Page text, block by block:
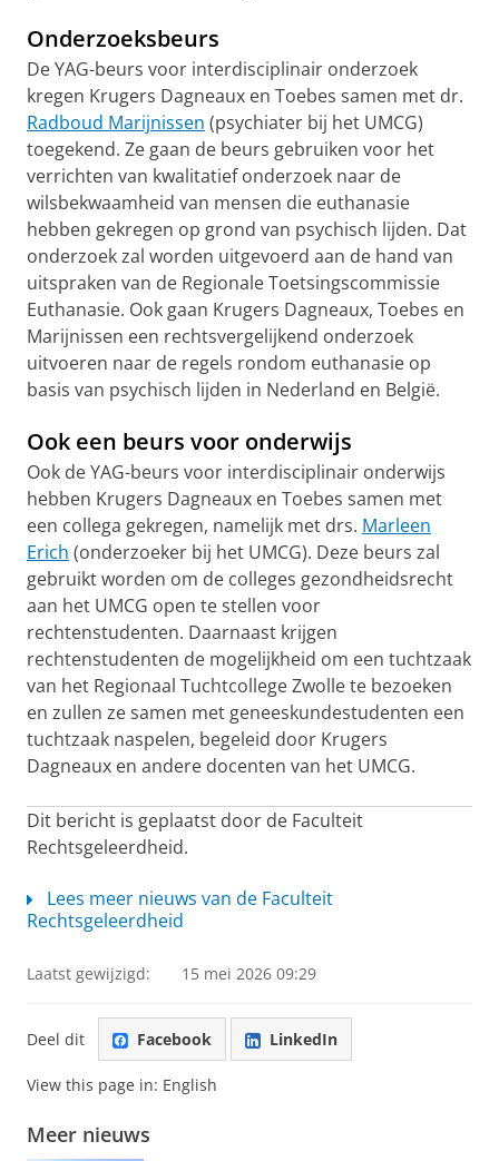
Onderzoeksbeurs
De YAG-beurs voor interdisciplinair onderzoek
kregen Krugers Dagneaux en Toebes samen met dr.
Radboud Marijnissen (psychiater bij het UMCG)
toegekend. Ze gaan de beurs gebruiken voor het
verrichten van kwalitatief onderzoek naar de
wilsbekwaamheid van mensen die euthanasie
hebben gekregen op grond van psychisch lijden. Dat
onderzoek zal worden uitgevoerd aan de hand van
uitspraken van de Regionale Toetsingscommissie
Euthanasie. Ook gaan Krugers Dagneaux, Toebes en
Marijnissen een rechtsvergelijkend onderzoek
uitvoeren naar de regels rondom euthanasie op
basis van psychisch lijden in Nederland en België.
Ook een beurs voor onderwijs
Ook de YAG-beurs voor interdisciplinair onderwijs
hebben Krugers Dagneaux en Toebes samen met
een collega gekregen, namelijk met drs. Marleen
Erich (onderzoeker bij het UMCG). Deze beurs zal
gebruikt worden om de colleges gezondheidsrecht
aan het UMCG open te stellen voor
rechtenstudenten. Daarnaast krijgen
rechtenstudenten de mogelijkheid om een tuchtzaak
van het Regionaal Tuchtcollege Zwolle te bezoeken
en zullen ze samen met geneeskundestudenten een
tuchtzaak naspelen, begeleid door Krugers
Dagneaux en andere docenten van het UMCG.
Dit bericht is geplaatst door de Faculteit
Rechtsgeleerdheid.
Lees meer nieuws van de Faculteit
Rechtsgeleerdheid
Laatst gewijzigd: 15 mei 2026 09:29
Deel dit Facebook LinkedIn
View this page in: English
Meer nieuws